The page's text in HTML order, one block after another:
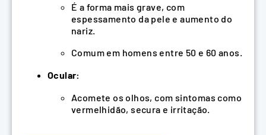
É a forma mais grave, com
espessamento da pele e aumento do
nariz.
Comum em homens entre 50 e 60 anos.
Ocular:
Acomete os olhos, com sintomas como
vermelhidão, secura e irritação.